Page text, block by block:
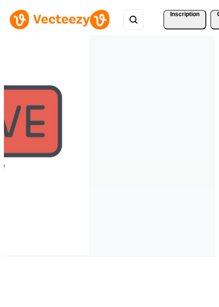
Inscription